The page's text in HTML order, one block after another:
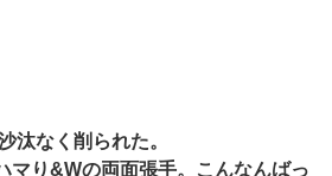
汰なく削られた。
マり&Wの両面張手。こんなんばっ